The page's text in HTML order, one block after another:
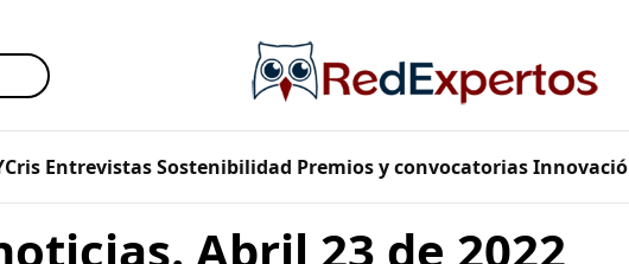
Entrevistas Sostenibilidad Premios y convocatorias
Abril 23 de 2022